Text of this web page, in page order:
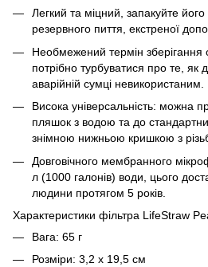
Легкий та міцний, запакуйте
резервного пиття, екстреної
Необмежений термін
потрібно турбуватися про те, як
аварійній сумці невикористаним.
Висока універсальність: можна
пляшок з водою та до
знімною нижньою кришкою з
Довговічного мембранного
л (1000 галонів) води, цього
людини протягом 5 років.
Характеристики фільтра LifeStraw
Вага: 65 г
Розміри: 3,2 х 19,5 см